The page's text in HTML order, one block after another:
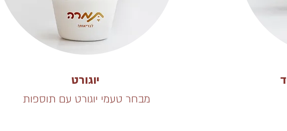
יוגורט
מבחר טעמי יוגורט עם תוספות